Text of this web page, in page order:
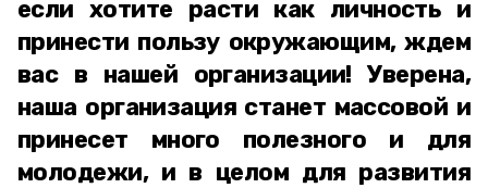
если хотите расти как личность и
принести пользу окружающим, ждем
вас в нашей организации! Уверена,
наша организация станет массовой и
принесет много полезного и для
молодежи, и в целом для развития